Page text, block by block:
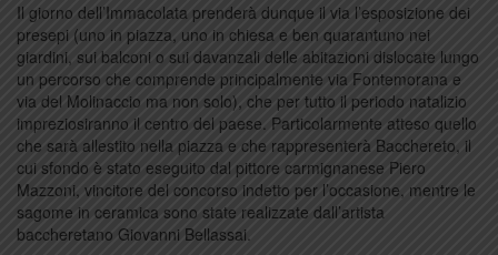
Il giorno dell’Immacolata prenderà dunque il via l’esposizione dei
presepi (uno in piazza, uno in chiesa e ben quarantuno nei
giardini, sui balconi o sui davanzali delle abitazioni dislocate lungo
un percorso che comprende principalmente via Fontemorana e
via del Molinaccio ma non solo), che per tutto il periodo natalizio
impreziosiranno il centro del paese. Particolarmente atteso quello
che sarà allestito nella piazza e che rappresenterà Bacchereto, il
cui sfondo è stato eseguito dal pittore carmignanese Piero
Mazzoni, vincitore del concorso indetto per l’occasione, mentre le
sagome in ceramica sono state realizzate dall’artista
baccheretano Giovanni Bellassai.